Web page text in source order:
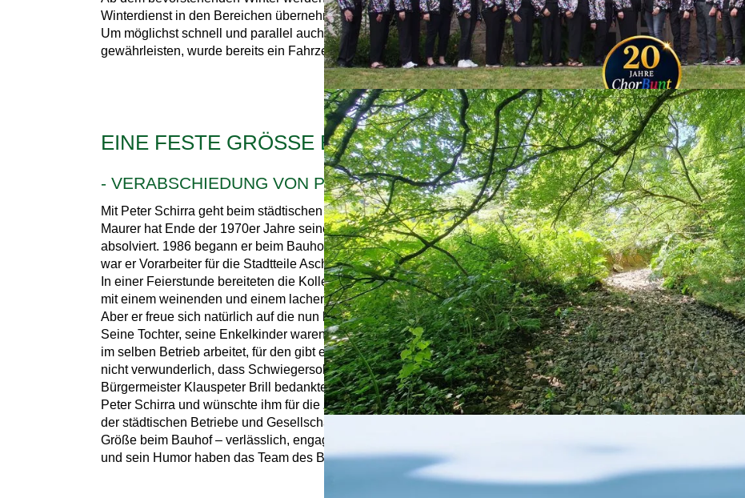
Winterdienst in den Bereichen übernehmen, die bisher von Armin Ney abgedeckt wurden.
Um möglichst schnell und parallel auch dort zusätzlich zu den übrigen Stadtteilen einen sicheren Winterdienst zu
gewährleisten, wurde bereits ein Fahrzeug bestellt.
EINE FESTE GRÖSSE BEIM BAUHOF
- VERABSCHIEDUNG VON PETER SCHIRRA IN DEN RUHESTAND
Mit Peter Schirra geht beim städtischen Bauhof ein Urgestein in den wohlverdienten Ruhestand. Der gelernte
Maurer hat Ende der 1970er Jahre seine Ausbildung in einem Lebacher Fachbetrieb (Fa. Andreas Alt & Co)
absolviert. 1986 begann er beim Bauhof und arbeitete dort bis zu seinem Rentenbeginn am 1. Mai 2025. Zuletzt
war er Vorarbeiter für die Stadtteile Aschbach, Thalexweiler, Steinbach und Dörsdorf.
In einer Feierstunde bereiteten die Kolleginnen und Kollegen Peter Schirra einen bewegenden Abschied. Er gehe
mit einem weinenden und einem lachenden Auge. Sein Job habe ihm immer viel Spaß gemacht, sagte Schirra.
Aber er freue sich natürlich auf die nun beginnende Zeit. Die will er in erster Linie mit seiner Familie verbringen.
Seine Tochter, seine Enkelkinder waren bei der Abschiedsfeier ebenso mit dabei wie seine Ehefrau. Wer 39 Jahre
im selben Betrieb arbeitet, für den gibt es oft Verknüpfungspunkte zwischen Beruf und Privatleben. So ist es auch
nicht verwunderlich, dass Schwiegersohn Robert mittlerweile zum Team des Bauhofs gehört.
Bürgermeister Klauspeter Brill bedankte sich für das Jahrzehntelange Engagement und die Zuverlässigkeit von
Peter Schirra und wünschte ihm für die Zukunft und den neuen Lebensabschnitt alles Gute. Der Geschäftsführer
der städtischen Betriebe und Gesellschaften Heiko Röder ergänzte: „
Größe beim Bauhof – verlässlich, engagiert und immer mit vollem Einsatz für unsere Stadt tätig. Seine Erfahrung
und sein Humor haben das Team des Bauhofs geprägt.“